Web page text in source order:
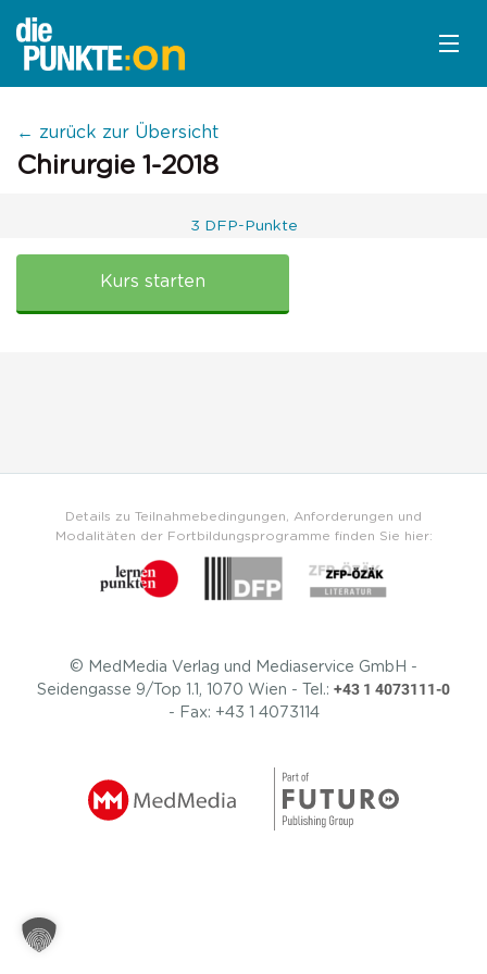
KOSTENLOS ANMELDEN
← zurück zur Übersicht
Chirurgie 1-2018
3 DFP-Punkte
Chirurgie
Kurs starten
Details zu Teilnahmebedingungen, Anforderungen und
Modalitäten der Fortbildungsprogramme finden Sie hier:
© MedMedia Verlag und Mediaservice GmbH -
Seidengasse 9/Top 1.1, 1070 Wien - Tel.: +43 1 4073111-0
- Fax: +43 1 4073114